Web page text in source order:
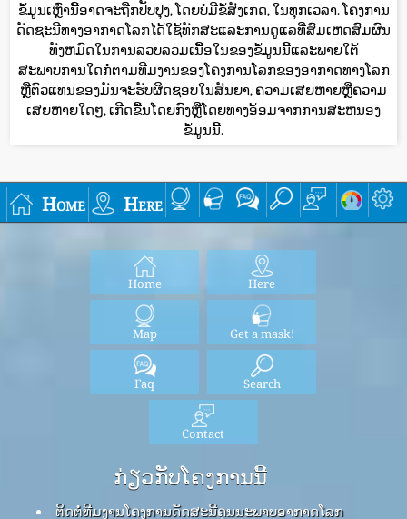
ຂໍ້ມູນເຫຼົ່ານີ້ອາດຈະຖືກປັບປຸງ, ໂດຍບໍ່ມີຂໍ້ສັງເກດ, ໃນທຸກເວລາ. ໂຄງການ
ດັດຊະນີທາງອາກາດໂລກໄດ້ໃຊ້ທັກສະແລະການດູແລທີ່ສົມເຫດສົມຜົນ
ທັງຫມົດໃນການລວບລວມເນື້ອໃນຂອງຂໍ້ມູນນີ້ແລະພາຍໃຕ້
ສະພາບການໃດກໍ່ຕາມທີມງານຂອງໂຄງການໂລກຂອງອາກາດທາງໂລກ
ຫຼືຕົວແທນຂອງມັນຈະຮັບຜິດຊອບໃນສັນຍາ, ຄວາມເສຍຫາຍຫຼືຄວາມ
ເສຍຫາຍໃດໆ, ເກີດຂື້ນໂດຍກົງຫຼືໂດຍທາງອ້ອມຈາກການສະຫນອງ
ຂໍ້ມູນນີ້.
Home Here
Home Here
Map Get a mask!
Faq Search
Contact
ກ່ຽວກັບໂຄງການນີ້
ຕິດຕໍ່ທີມງານໂຄງການດັດສະນີຄຸນນະພາບອາກາດໂລກ